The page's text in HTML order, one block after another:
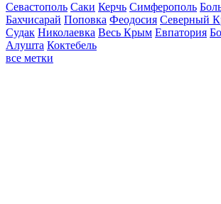
Севастополь Саки Керчь Симферополь
Бахчисарай Поповка Феодосия Северный
Судак Николаевка Весь Крым Евпатория
Алушта Коктебель
все метки